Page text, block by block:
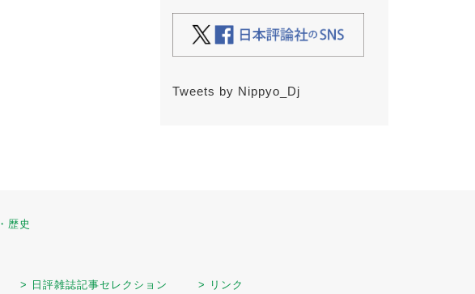
Tweets by Nippyo_Dj
・歴史
> 日評雑誌記事セレクション > リンク